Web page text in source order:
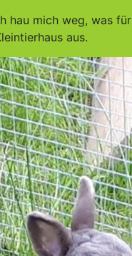
hau mich weg, was
aus.